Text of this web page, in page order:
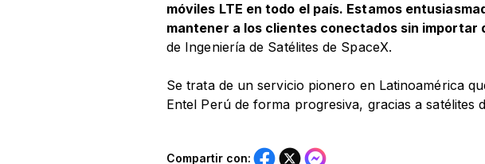
móviles LTE en todo el país. Estamos
mantener a los clientes conectados sin importar
de Ingeniería de Satélites de SpaceX.
Se trata de un servicio pionero en Latinoamérica
Entel Perú de forma progresiva, gracias a satélites
Compartir con: